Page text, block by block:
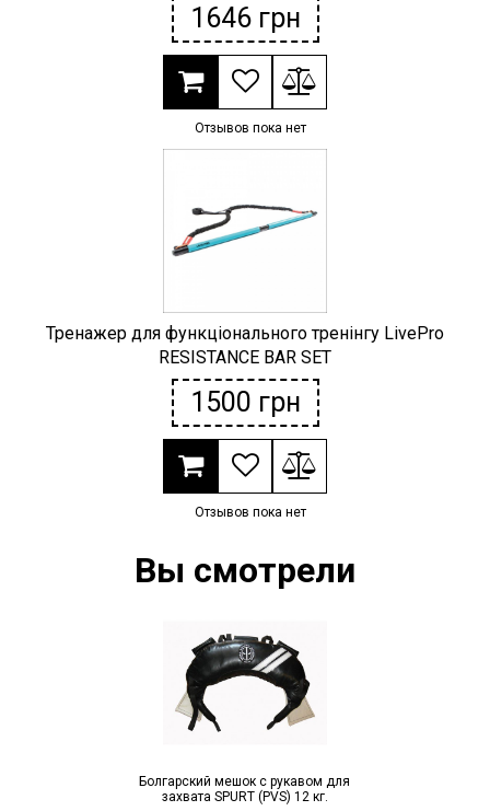
1646грн
Отзывов пока нет
Тренажер для функціонального тренінгу LivePro
RESISTANCE BAR SET
1500 грн
Отзывов пока нет
Вы смотрели
Болгарский мешок c рукавом для
захвата SPURT (PVS) 12 кг.